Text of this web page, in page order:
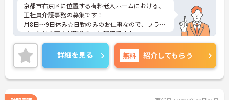
京都市右京区に位置する有料老人ホームにおける、
正社員介護事務の募集です！
月8日～9日休み☆日勤のみのお仕事なので、プライ
ベートとの両立が取りやすい環境です！
ご興味ある方には、面接対策ポイントなど、さらに
詳細をお話しいたしますのでお気軽にご相談くださ
い。
詳細を見る 無料 紹介してもらう